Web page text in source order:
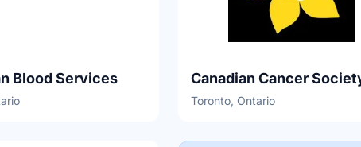
Blood Services Canadian Cancer
Toronto, Ontario